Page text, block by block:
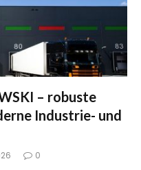
– robuste
Industrie- und
0